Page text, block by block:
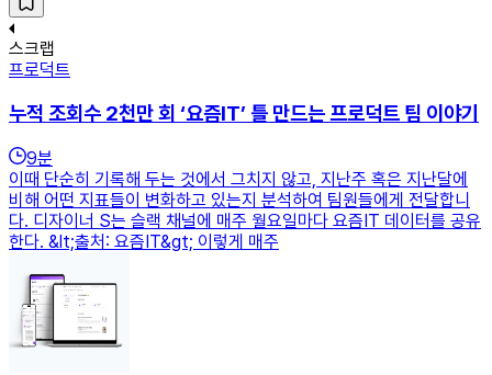
스크랩
프로덕트
누적 조회수 2천만 회 ‘요즘IT’ 틀 만드는 프로덕트 팀 이야기
9분
이때 단순히 기록해 두는 것에서 그치지 않고, 지난주 혹은 지난달에
비해 어떤 지표들이 변화하고 있는지 분석하여 팀원들에게 전달합니
다. 디자이너 S는 슬랙 채널에 매주 월요일마다 요즘IT 데이터를 공유
한다. &lt;출처: 요즘IT&gt; 이렇게 매주